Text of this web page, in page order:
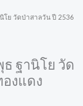
โย วัดป่าสาลวัน ปี 2536
ฐานิโย วัด
งแดง